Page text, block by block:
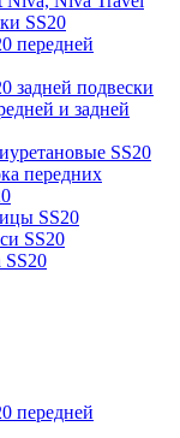
SS20
передней
задней подвески
и задней
SS20
передних
SS20
SS20
SS20
передней